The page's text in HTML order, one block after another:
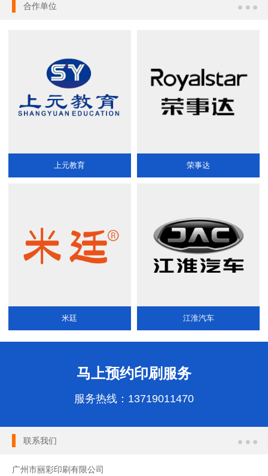
合作单位
上元教育 荣事达
米廷 江淮汽车
马上预约印刷服务
服务热线： 13719011470
联系我们
广州市丽彩印刷有限公司